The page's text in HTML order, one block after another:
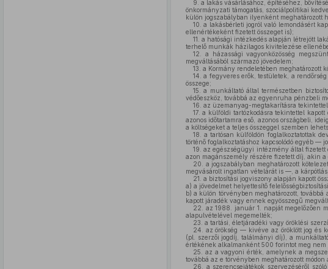
9. a lakás vásárlásához, építéséhez,
önkormányzati támogatás, szociálpolitikai
külön jogszabályban ilyenként meghatározott
10. a lakásbérleti jogról való lemondásért
ellenértékeként fizetett összeget is);
11. a hatósági intézkedés alapján létrejött
terhelő munkák házilagos kivitelezése
12.
a házassági vagyonközösség
megváltásából származó jövedelem;
13. a Kormány rendeletében meghatározott
14. a fegyveres erők, testületek, a
összege;
15.
a munkáltató által természetben
védőeszköz, továbbá az egyenruha pénzbeli
16. az üzemanyag-megtakarításra tekintettel
17. a külföldi tartózkodásra tekintettel
azonos időtartamra eső, azonos országbeli,
a költségeket a teljes összeggel szemben
18.
a tartósan külföldön foglalkoztatottak
történő foglalkoztatáshoz kapcsolódó egyéb —
19. az egészségügyi intézmény által fizetett
azon magánszemély részére fizetett díj, akin
20.
a jogszabályban meghatározott
megvásárolt ingatlan vételárát is —, a
21. a biztosítási jogviszony alapján kapott
a) a jövedelmet helyettesítő
b) a külön törvényben meghatározott,
kapott járadék vagy ennek egyösszegű
22.
az 1988. január 1. napját megelőzően
alapulvételével megemelték;
23. a tartási, életjáradéki vagy öröklési
24.
az örökség — kivéve az öröklött jog és
(pl. szerzői jogdíj, találmányi díj), a
értékének alkalmanként 500 forintot meg nem
25.
az a vagyoni érték, amelynek a
továbbá az e törvényben meghatározott
26.
a szerencsejátékok szervezéséről szóló